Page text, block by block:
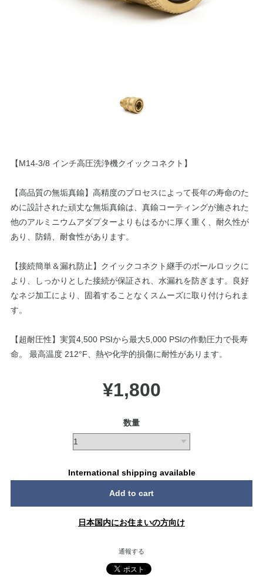
【M14-3/8 インチ高圧洗浄機クイックコネクト】
【高品質の無垢真鍮】高精度のプロセスによって長年の寿命のた
めに設計された頑丈な無垢真鍮は、真鍮コーティングが施された
他のアルミニウムアダプターよりもはるかに厚く重く、耐久性が
あり、防錆、耐食性があります。
【接続簡単＆漏れ防止】クイックコネクト継手のボールロックに
より、しっかりとした接続が保証され、水漏れを防ぎます。良好
なネジ加工により、固着することなくスムーズに取り付けられま
す。
【超耐圧性】実質4,500 PSIから最大5,000 PSIの作動圧力で長寿
命。 最高温度 212°F、熱や化学的損傷に耐性があります。
¥1,800
数量
International shipping available
Add to cart
日本国内にお住まいの方向け
通報する